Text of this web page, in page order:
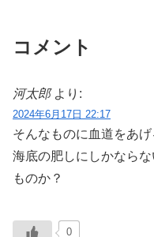
コメント
河太郎 より:
2024年6月17日 22:17
そんなものに血道をあげ
海底の肥しにしかなら
ものか？
0